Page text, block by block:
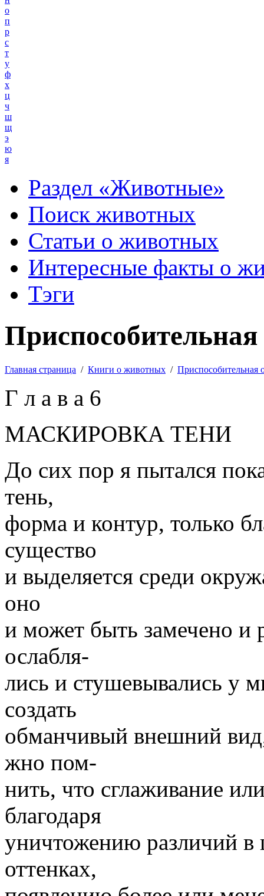
о
п
р
с
т
у
ф
х
ц
ч
ш
щ
э
ю
я
Раздел «Животные»
Поиск животных
Статьи о животных
Интересные факты о
Тэги
Главная страница / Книги о животных / Приспособительная
Г л а в а 6
МАСКИРОВКА ТЕНИ
До сих пор я пытался
тень,
форма и контур, только
существо
и выделяется среди
оно
и может быть замечено и
ослабля-
лись и стушевывались у
создать
обманчивый внешний
жно пом-
нить, что сглаживание
благодаря
уничтожению различий в
оттенках,